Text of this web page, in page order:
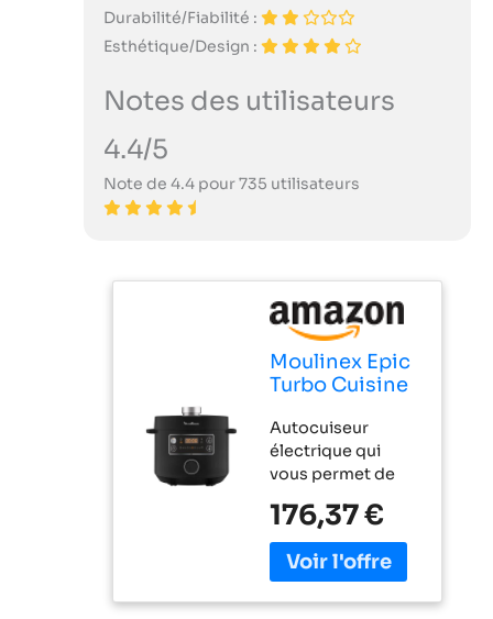
Durabilité/Fiabilité :
Esthétique/Design :
Notes des utilisateurs
4.4/5
Note de 4.4 pour 735 utilisateurs
Moulinex Epic
Turbo Cuisine
Autocuiseur
électrique
1090 W 10
programmes
automatiques
panier vapeur,
Métal, Noir
Autocuiseur
électrique qui
vous permet de
amis et votre
famille pendant
que vous cuisinez
fonction de
176,37 €